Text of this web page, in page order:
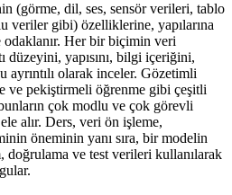
(görme, dil, ses, sensör verileri, tablo
veriler gibi) özelliklerine, yapılarına
Her bir biçimin veri
düzeyini, yapısını, bilgi içeriğini,
ayrıntılı olarak inceler. Gözetimli
ve pekiştirmeli öğrenme gibi çeşitli
çok modlu ve çok görevli
alır. Ders, veri ön işleme,
öneminin yanı sıra, bir modelin
doğrulama ve test verileri kullanılarak